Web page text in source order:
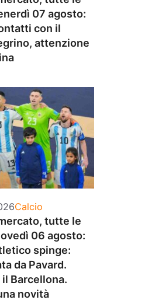
07 agosto:
con il
attenzione
Categorie
Calcio
tutte le
06 agosto:
spinge:
da Pavard.
Barcellona.
novità